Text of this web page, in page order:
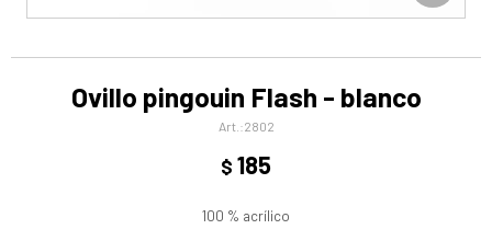
Ovillo pingouin Flash - blanco
2802
$ 185
100 % acrílico